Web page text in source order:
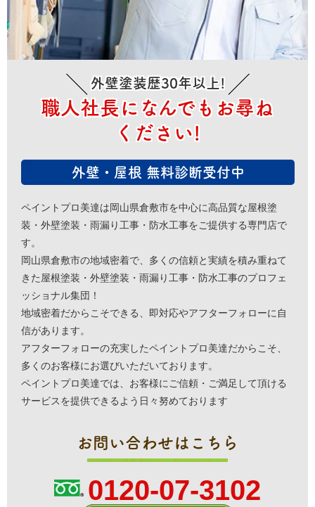
外壁塗装歴30年以上!
職人社長になんでもお尋ね
ください!
外壁・屋根 無料診断受付中
ペイントプロ美達は岡山県倉敷市を中心に高品質な屋根塗
装・外壁塗装・雨漏り工事・防水工事をご提供する専門店で
す。
岡山県倉敷市の地域密着で、多くの信頼と実績を積み重ねて
きた屋根塗装・外壁塗装・雨漏り工事・防水工事のプロフェ
ッショナル集団！
地域密着だからこそできる、即対応やアフターフォローに自
信があります。
アフターフォローの充実したペイントプロ美達だからこそ、
多くのお客様にお選びいただいております。
ペイントプロ美達では、お客様にご信頼・ご満足して頂ける
サービスを提供できるよう日々努めております
お問い合わせはこちら
0120-07-3102